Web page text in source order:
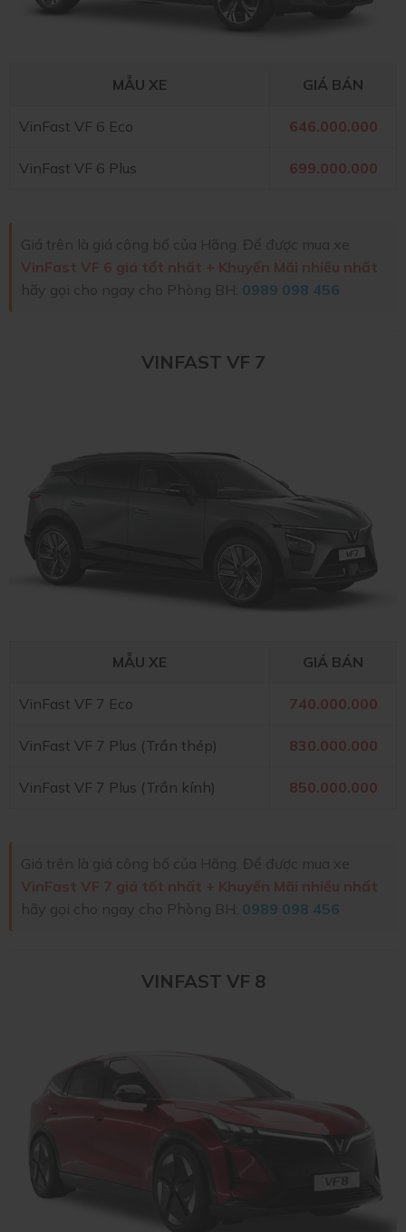
MẪU XE GIÁ BÁN
VinFast VF 6 Eco 646.000.000
VinFast VF 6 Plus 699.000.000
Giá trên là giá công bố của Hãng. Để được mua xe
VinFast VF 6 giá tốt nhất + Khuyến Mãi nhiều nhất
hãy gọi cho ngay cho Phòng BH: 0989 098 456
VINFAST VF 7
MẪU XE GIÁ BÁN
VinFast VF 7 Eco 740.000.000
VinFast VF 7 Plus (Trần thép) 830.000.000
VinFast VF 7 Plus (Trần kính) 850.000.000
Giá trên là giá công bố của Hãng. Để được mua xe
VinFast VF 7 giá tốt nhất + Khuyến Mãi nhiều nhất
hãy gọi cho ngay cho Phòng BH: 0989 098 456
VINFAST VF 8